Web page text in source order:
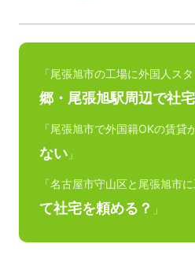
「尾張旭市の工場に外国人ス
郷・尾張旭駅周辺で社
「尾張旭市で外国籍OKの賃貸
ない 」
「名古屋市守山区と尾張旭市に
て社宅を頼める？ 」